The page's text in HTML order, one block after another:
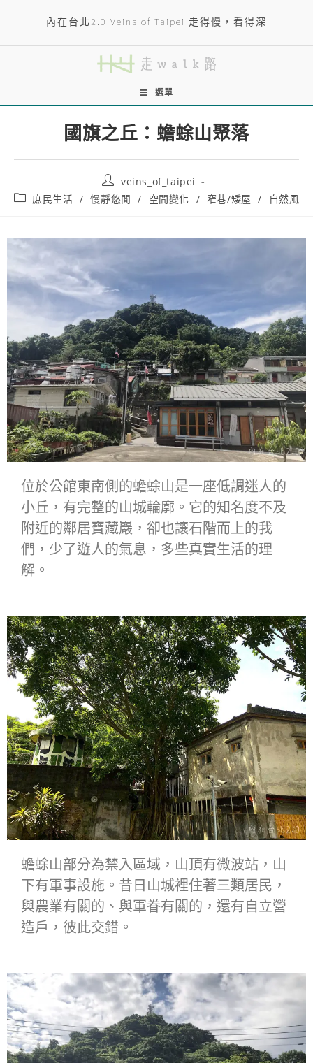
內在台北2.0 Veins of Taipei 走得慢，看得深
選單
國旗之丘：蟾蜍山聚落
veins_of_taipei
庶民生活 / 慢靜悠閒 / 空間變化 / 窄巷/矮屋 / 自然風
位於公館東南側的蟾蜍山是一座低調迷人的
小丘，有完整的山城輪廓。它的知名度不及
附近的鄰居寶藏巖，卻也讓石階而上的我
們，少了遊人的氣息，多些真實生活的理
解。
蟾蜍山部分為禁入區域，山頂有微波站，山
下有軍事設施。昔日山城裡住著三類居民，
與農業有關的、與軍眷有關的，還有自立營
造戶，彼此交錯。